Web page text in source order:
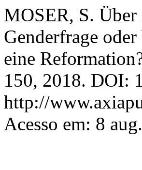
MOSER, S.
Genderfrage
eine
150, 2018. DOI:
http://
Acesso em: 8